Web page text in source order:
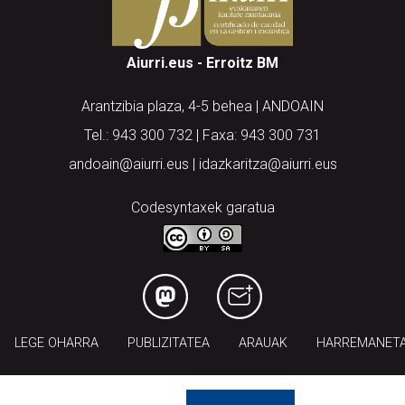
Aiurri.eus - Erroitz BM
Arantzibia plaza, 4-5 behea | ANDOAIN
Tel.: 943 300 732 | Faxa: 943 300 731
andoain@aiurri.eus | idazkaritza@aiurri.eus
Codesyntaxek garatua
LEGE OHARRA PUBLIZITATEA ARAUAK